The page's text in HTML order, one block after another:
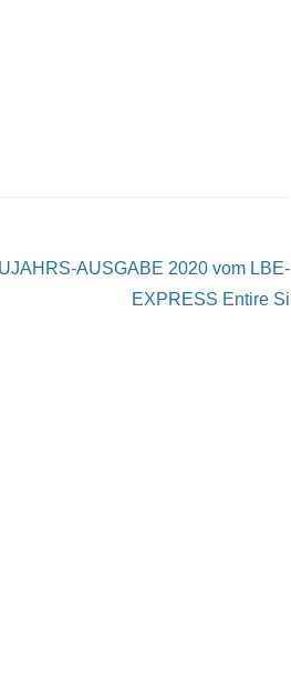
AUSGABE 2020 vom LBE-
EXPRESS Entire Si